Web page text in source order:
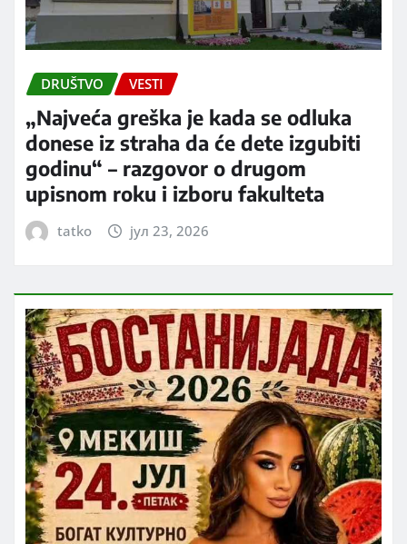
DRUŠTVO VESTI
„Najveća greška je kada se odluka
donese iz straha da će dete izgubiti
godinu“ – razgovor o drugom
upisnom roku i izboru fakulteta
tatko јул 23, 2026